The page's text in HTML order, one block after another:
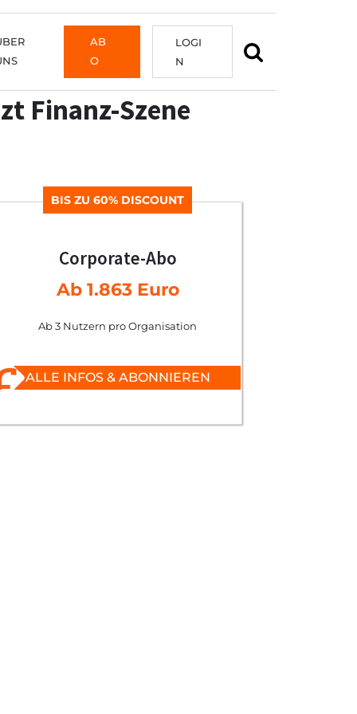
AB
O
LOGI
N
Finanz-Szene
BIS ZU 60% DISCOUNT
Corporate-Abo
Ab 1.863 Euro
Ab 3 Nutzern pro Organisation
ALLE INFOS & ABONNIEREN